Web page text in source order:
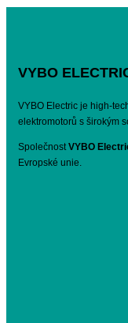
VYBO
VYBO Electric je high-
elektromotorů s širokým
SpolečnostVYBO
Evropské unie.